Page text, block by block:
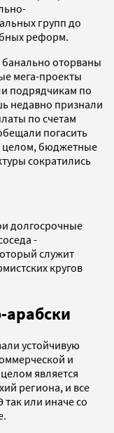
групп до
реформ.
оторваны
мега-проекты
подрядчикам по
недавно признали
по счетам
погасить
целом, бюджетные
сократились
долгосрочные
-
служит
кругов
арабски
устойчивую
и
является
региона, и все
или иначе со